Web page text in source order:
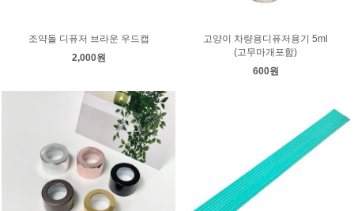
조약돌 디퓨저 브라운 우드캡
2,000원
고양이 차량용디퓨저용기 5ml
(고무마개포함)
600원